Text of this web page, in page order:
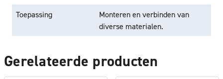
Toepassing
Monteren en verbinden van
diverse materialen.
Gerelateerde producten